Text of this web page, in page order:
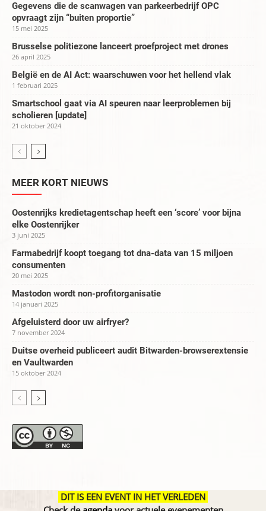
Gegevens die de scanwagen van parkeerbedrijf OPC
opvraagt zijn “buiten proportie”
15 mei 2025
Brusselse politiezone lanceert proefproject met drones
26 april 2025
België en de AI Act: waarschuwen voor het hellend vlak
1 februari 2025
Smartschool gaat via AI speuren naar leerproblemen bij
scholieren [update]
21 oktober 2024
MEER KORT NIEUWS
Oostenrijks kredietagentschap heeft een ‘score’ voor bijna
elke Oostenrijker
3 juni 2025
Farmabedrijf koopt toegang tot dna-data van 15 miljoen
consumenten
20 mei 2025
Mastodon wordt non-profitorganisatie
14 januari 2025
Afgeluisterd door uw airfryer?
7 november 2024
Duitse overheid publiceert audit Bitwarden-browserextensie
en Vaultwarden
15 oktober 2024
DIT IS EEN EVENT IN HET VERLEDEN